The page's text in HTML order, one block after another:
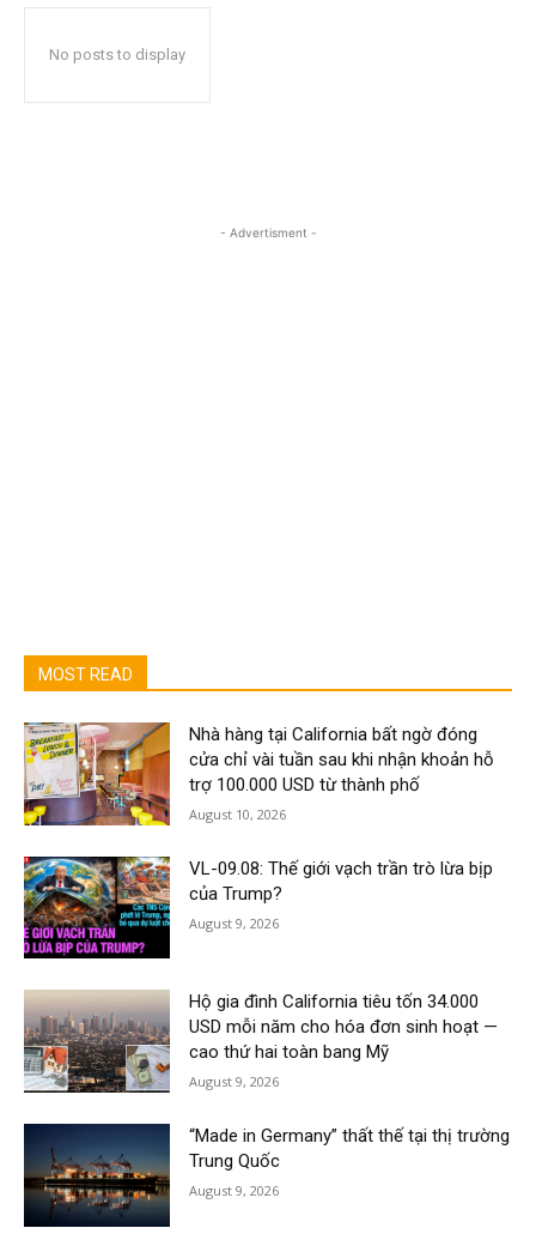
No posts to display
- Advertisment -
MOST READ
Nhà hàng tại California bất ngờ đóng
cửa chỉ vài tuần sau khi nhận khoản hỗ
trợ 100.000 USD từ thành phố
August 10, 2026
VL-09.08: Thế giới vạch trần trò lừa bịp
của Trump?
August 9, 2026
Hộ gia đình California tiêu tốn 34.000
USD mỗi năm cho hóa đơn sinh hoạt —
cao thứ hai toàn bang Mỹ
August 9, 2026
“Made in Germany” thất thế tại thị trường
Trung Quốc
August 9, 2026